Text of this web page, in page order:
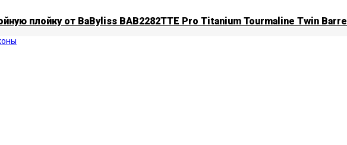
плойку от BaByliss BAB2282TTE Pro Titanium Tourmaline Twin Barrel